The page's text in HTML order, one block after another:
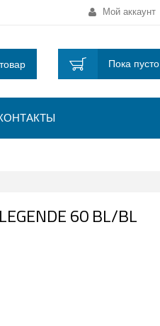
Мой аккаунт
Пока пусто
60 BL/BL